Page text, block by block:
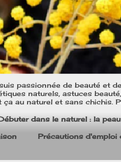
passionnée de beauté et
naturels, astuces
au naturel et sans chichis.
dans le naturel : la peau
Précautions d'emploi